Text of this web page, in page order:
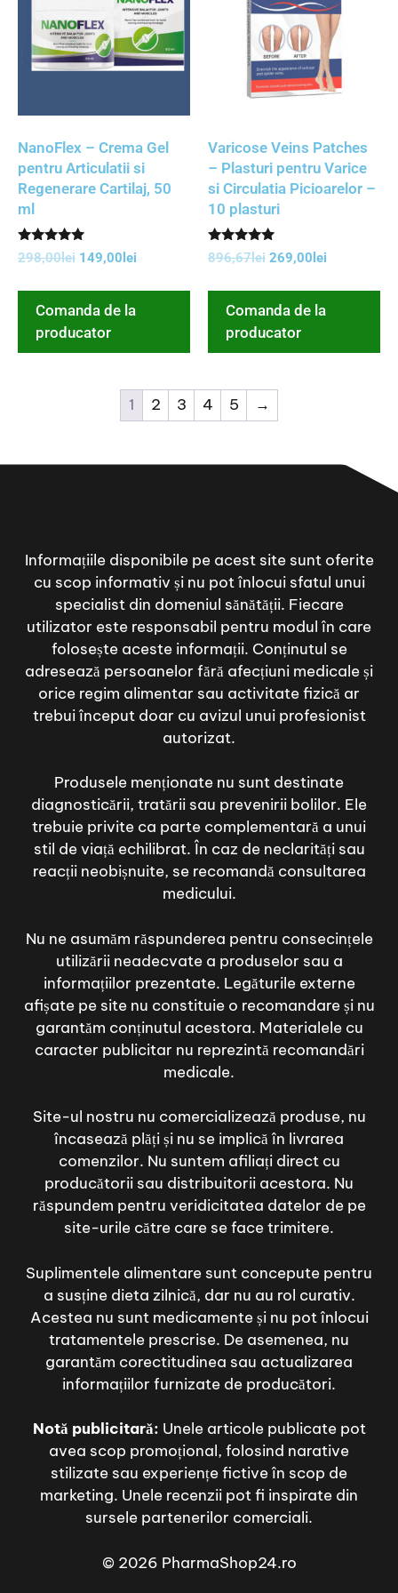
NanoFlex – Crema Gel
pentru Articulatii si
Regenerare Cartilaj, 50
ml
Rated
5.00
298,00lei 149,00 lei
Comanda de la
producator
Varicose Veins Patches
– Plasturi pentru Varice
si Circulatia Picioarelor –
10 plasturi
Rated
5.00
896,67lei 269,00 lei
Comanda de la
producator
1 2 3 4 5 →
Informațiile disponibile pe acest site sunt oferite
cu scop informativ și nu pot înlocui sfatul unui
specialist din domeniul sănătății. Fiecare
utilizator este responsabil pentru modul în care
folosește aceste informații. Conținutul se
adresează persoanelor fără afecțiuni medicale și
orice regim alimentar sau activitate fizică ar
trebui început doar cu avizul unui profesionist
autorizat.
Produsele menționate nu sunt destinate
diagnosticării, tratării sau prevenirii bolilor. Ele
trebuie privite ca parte complementară a unui
stil de viață echilibrat. În caz de neclarități sau
reacții neobișnuite, se recomandă consultarea
medicului.
Nu ne asumăm răspunderea pentru consecințele
utilizării neadecvate a produselor sau a
informațiilor prezentate. Legăturile externe
afișate pe site nu constituie o recomandare și nu
garantăm conținutul acestora. Materialele cu
caracter publicitar nu reprezintă recomandări
medicale.
Site-ul nostru nu comercializează produse, nu
încasează plăți și nu se implică în livrarea
comenzilor. Nu suntem afiliați direct cu
producătorii sau distribuitorii acestora. Nu
răspundem pentru veridicitatea datelor de pe
site-urile către care se face trimitere.
Suplimentele alimentare sunt concepute pentru
a susține dieta zilnică, dar nu au rol curativ.
Acestea nu sunt medicamente și nu pot înlocui
tratamentele prescrise. De asemenea, nu
garantăm corectitudinea sau actualizarea
informațiilor furnizate de producători.
Notă publicitară: Unele articole publicate pot
avea scop promoțional, folosind narative
stilizate sau experiențe fictive în scop de
marketing. Unele recenzii pot fi inspirate din
sursele partenerilor comerciali.
© 2026 PharmaShop24.ro